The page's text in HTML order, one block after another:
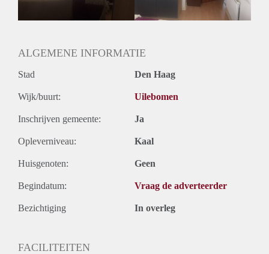
ALGEMENE INFORMATIE
Stad Den Haag
Wijk/buurt: Uilebomen
Inschrijven gemeente: Ja
Opleverniveau: Kaal
Huisgenoten: Geen
Begindatum: Vraag de adverteerder
Bezichtiging In overleg
FACILITEITEN